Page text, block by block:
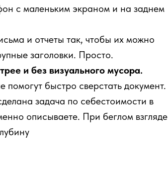
с маленьким экраном и на заднем
и отчеты так, чтобы их можно
заголовки. Просто.
и без визуального мусора.
помогут быстро сверстать документ.
задача по себестоимости в
описываете. При беглом взгляде